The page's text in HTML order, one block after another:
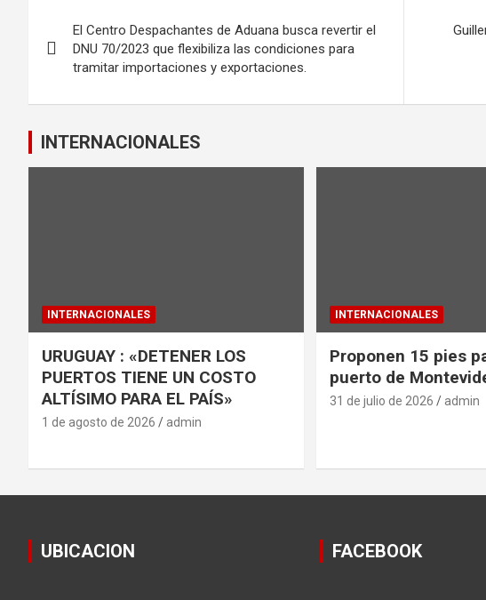
o
o
k
A
p
p
de
entradas
El Centro Despachantes de Aduana busca revertir el
DNU 70/2023 que flexibiliza las condiciones para
tramitar importaciones y exportaciones.
INTERNACIONALES
INTERNACIONALES
URUGUAY : «DETENER LOS
PUERTOS TIENE UN COSTO
ALTÍSIMO PARA EL PAÍS»
1 de agosto de 2026 admin
INTERNACIONALES
Proponen 15 pies
puerto de
31 de julio de 2026 admin
UBICACION FACEBOOK